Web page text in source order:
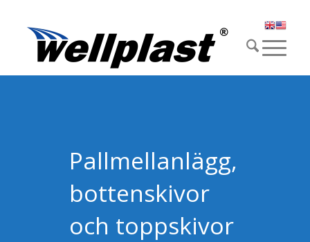
Pallmellanlägg,
bottenskivor
och toppskivor